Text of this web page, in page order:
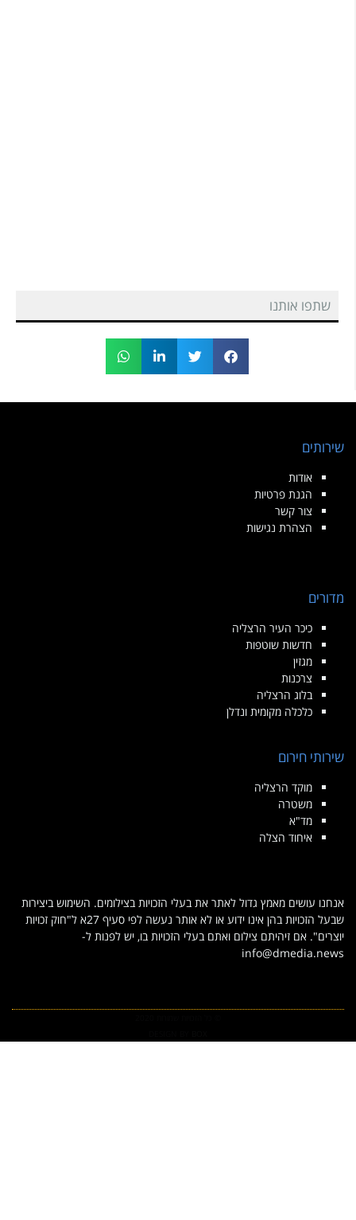
שתפו אותנו
שירותים
אודות
הגנת פרטיות
צור קשר
הצהרת נגישות
מדורים
כיכר העיר הרצליה
חדשות שוטפות
מגזין
צרכנות
בלוג הרצליה
כלכלה מקומית ונדלן
שירותי חירום
מוקד הרצליה
משטרה
מד"א
איחוד הצלה
אנחנו עושים מאמץ גדול לאתר את בעלי הזכויות בצילומים. השימוש ביצירות
שבעל הזכויות בהן אינו ידוע או לא אותר נעשה לפי סעיף 27א ל"חוק זכויות
יוצרים". אם זיהיתם צילום ואתם בעלי הזכויות בו, יש לפנות ל-
info@dmedia.news